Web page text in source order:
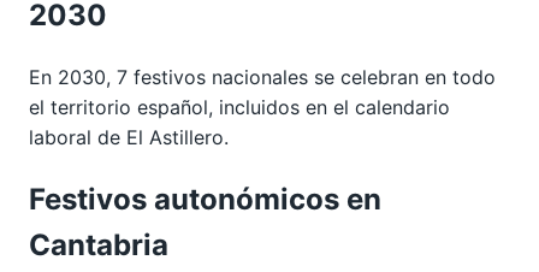
2030
En 2030, 7 festivos nacionales se celebran en todo
el territorio español, incluidos en el calendario
laboral de El Astillero.
Festivos autonómicos en
Cantabria